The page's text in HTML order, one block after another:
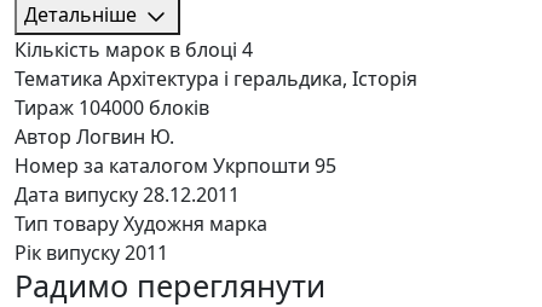
Детальніше
Кількість марок в блоці 4
Тематика Архітектура і геральдика, Історія
Тираж 104000 блоків
Автор Логвин Ю.
Номер за каталогом Укрпошти 95
Дата випуску28.12.2011
Тип товаруХудожня марка
Рік випуску2011
Радимо переглянути